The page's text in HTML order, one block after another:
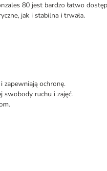
80 jest bardzo łatwo
jak i stabilna i trwała.
zapewniają ochronę.
swobody ruchu i zajęć.